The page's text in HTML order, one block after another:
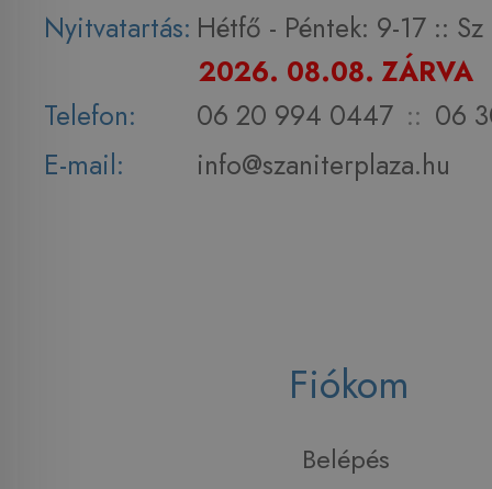
Nyitvatartás: Hétfő - Péntek: 9-17 :: Sz
2026. 08.08. ZÁRVA
Telefon:
06 20 994 0447 :: 06
E-mail:
info@szaniterplaza.hu
Fiókom
Belépés